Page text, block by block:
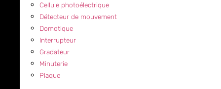
Cellule photoélectrique
Détecteur de mouvement
Domotique
Interrupteur
Gradateur
Minuterie
Plaque